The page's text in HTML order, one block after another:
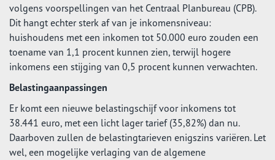
volgens voorspellingen van het Centraal Planbureau (CPB).
Dit hangt echter sterk af van je inkomensniveau:
huishoudens met een inkomen tot 50.000 euro zouden een
toename van 1,1 procent kunnen zien, terwijl hogere
inkomens een stijging van 0,5 procent kunnen verwachten.
Belastingaanpassingen
Er komt een nieuwe belastingschijf voor inkomens tot
38.441 euro, met een licht lager tarief (35,82%) dan nu.
Daarboven zullen de belastingtarieven enigszins variëren. Let
wel, een mogelijke verlaging van de algemene